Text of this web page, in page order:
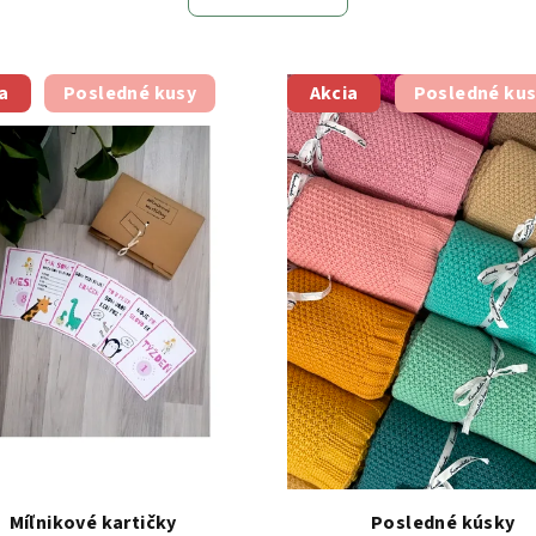
Posledné kusy
Míľnikové kartičky
Akcia Posledné
Posledné kúsky